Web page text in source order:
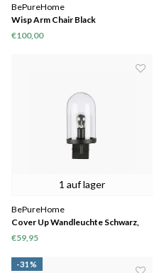
BePureHome
Wisp Arm Chair Black
€100,00
1 auf lager
BePureHome
Cover Up Wandleuchte Schwarz,
nur noch 1 verfügbar
€59,95
-31%